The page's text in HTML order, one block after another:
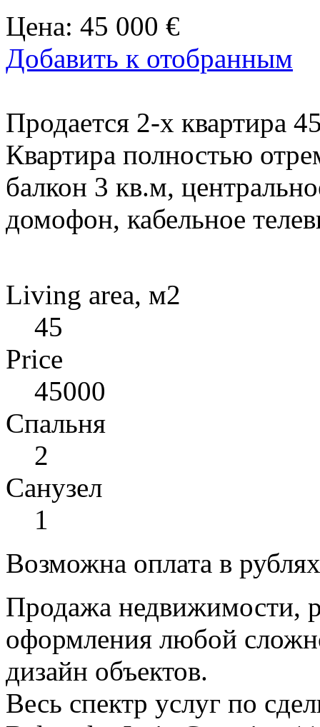
Цена: 45 000 €
Добавить к отобранным
Продается 2-х квартира
Квартира полностью
балкон 3 кв.м,
домофон, кабельное
Living area, м2
45
Price
45000
Спальня
2
Санузел
1
Возможна оплата в
Продажа недвижимости,
оформления любой
дизайн объектов.
Весь спектр услуг по